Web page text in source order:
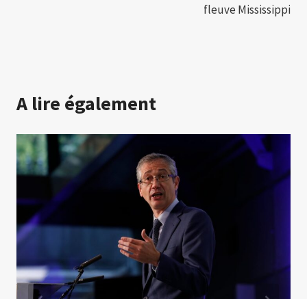
fleuve Mississippi
A lire également